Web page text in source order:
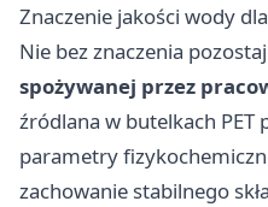
Znaczenie jakości wody
Nie bez znaczenia
spożywanej przez
źródlana w butelkach PET
parametry
zachowanie stabilnego